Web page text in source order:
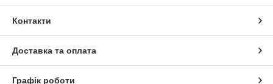
Контакти
Доставка та оплата
Графік роботи